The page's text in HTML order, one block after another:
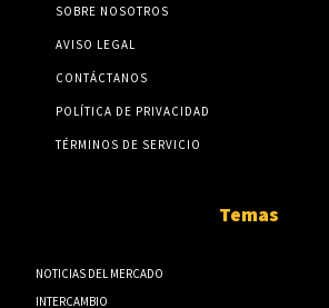
SOBRE NOSOTROS
AVISO LEGAL
CONTÁCTANOS
POLÍTICA DE PRIVACIDAD
TÉRMINOS DE SERVICIO
Temas
NOTICIAS DEL MERCADO
INTERCAMBIO